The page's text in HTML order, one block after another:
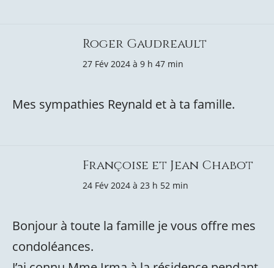
Roger Gaudreault
27 Fév 2024 à 9 h 47 min
Mes sympathies Reynald et à ta famille.
Françoise et Jean Chabot
24 Fév 2024 à 23 h 52 min
Bonjour à toute la famille je vous offre mes
condoléances.